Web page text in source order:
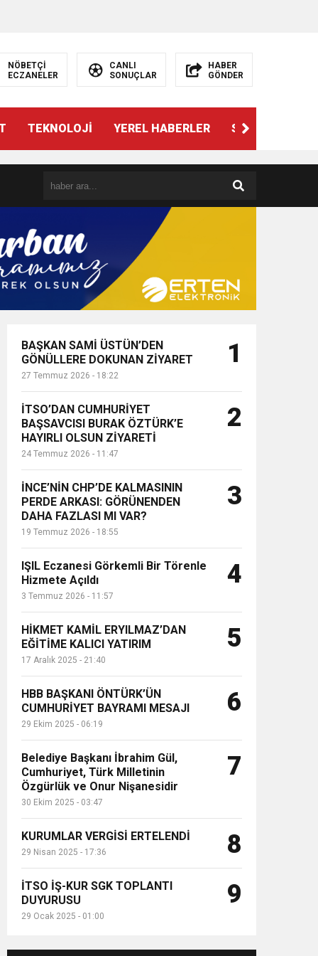
NÖBETÇİ
ECZANELER
CANLI
SONUÇLAR
HABER
GÖNDER
TEKNOLOJİ YEREL HABERLER SPOR
BAŞKAN SAMİ ÜSTÜN’DEN
GÖNÜLLERE DOKUNAN ZİYARET
27 Temmuz 2026 - 18:22
1
İTSO’DAN CUMHURİYET
BAŞSAVCISI BURAK ÖZTÜRK’E
HAYIRLI OLSUN ZİYARETİ
24 Temmuz 2026 - 11:47
2
İNCE’NİN CHP’DE KALMASININ
PERDE ARKASI: GÖRÜNENDEN
DAHA FAZLASI MI VAR?
19 Temmuz 2026 - 18:55
3
IŞIL Eczanesi Görkemli Bir Törenle
Hizmete Açıldı
3 Temmuz 2026 - 11:57
4
HİKMET KAMİL ERYILMAZ’DAN
EĞİTİME KALICI YATIRIM
17 Aralık 2025 - 21:40
5
HBB BAŞKANI ÖNTÜRK’ÜN
CUMHURİYET BAYRAMI MESAJI
29 Ekim 2025 - 06:19
6
Belediye Başkanı İbrahim Gül,
Cumhuriyet, Türk Milletinin
Özgürlük ve Onur Nişanesidir
30 Ekim 2025 - 03:47
7
KURUMLAR VERGİSİ ERTELENDİ
29 Nisan 2025 - 17:36 8
İTSO İŞ-KUR SGK TOPLANTI
DUYURUSU
29 Ocak 2025 - 01:00
9